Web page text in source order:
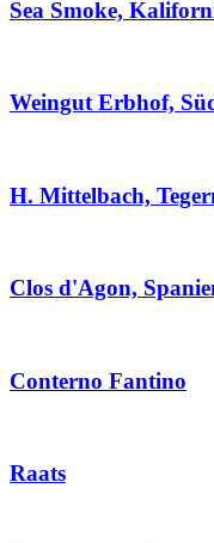
Sea Smoke,
Weingut Erbhof,
H. Mittelbach,
Clos d'Agon,
Conterno Fantino
Raats